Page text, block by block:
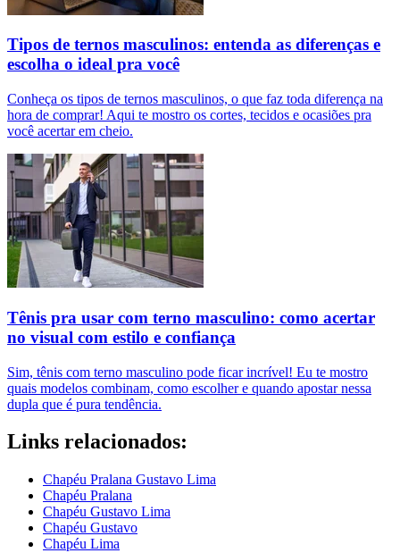
Tipos de ternos masculinos: entenda as diferenças e
escolha o ideal pra você
Conheça os tipos de ternos masculinos, o que faz toda diferença na
hora de comprar! Aqui te mostro os cortes, tecidos e ocasiões pra
você acertar em cheio.
Tênis pra usar com terno masculino: como acertar
no visual com estilo e confiança
Sim, tênis com terno masculino pode ficar incrível! Eu te mostro
quais modelos combinam, como escolher e quando apostar nessa
dupla que é pura tendência.
Links relacionados:
Chapéu Pralana Gustavo Lima
Chapéu Pralana
Chapéu Gustavo Lima
Chapéu Gustavo
Chapéu Lima